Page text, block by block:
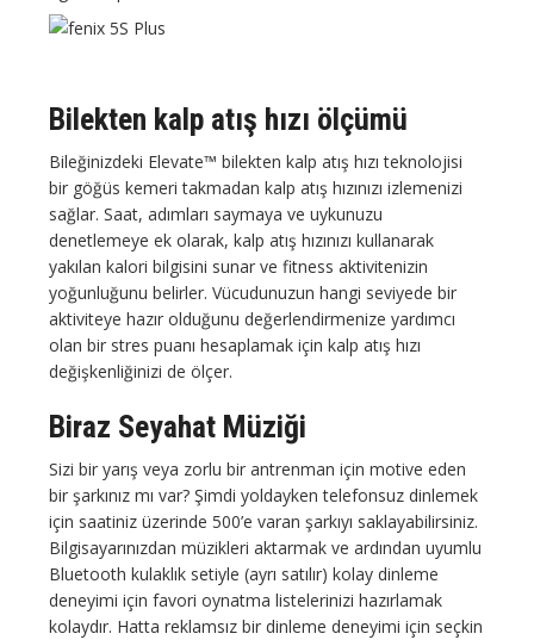
Bilekten kalp atış hızı ölçümü
Bileğinizdeki Elevate™ bilekten kalp atış hızı teknolojisi
bir göğüs kemeri takmadan kalp atış hızınızı izlemenizi
sağlar. Saat, adımları saymaya ve uykunuzu
denetlemeye ek olarak, kalp atış hızınızı kullanarak
yakılan kalori bilgisini sunar ve fitness aktivitenizin
yoğunluğunu belirler. Vücudunuzun hangi seviyede bir
aktiviteye hazır olduğunu değerlendirmenize yardımcı
olan bir stres puanı hesaplamak için kalp atış hızı
değişkenliğinizi de ölçer.
Biraz Seyahat Müziği
Sizi bir yarış veya zorlu bir antrenman için motive eden
bir şarkınız mı var? Şimdi yoldayken telefonsuz dinlemek
için saatiniz üzerinde 500’e varan şarkıyı saklayabilirsiniz.
Bilgisayarınızdan müzikleri aktarmak ve ardından uyumlu
Bluetooth kulaklık setiyle (ayrı satılır) kolay dinleme
deneyimi için favori oynatma listelerinizi hazırlamak
kolaydır. Hatta reklamsız bir dinleme deneyimi için seçkin